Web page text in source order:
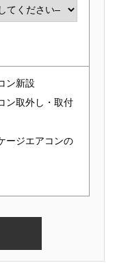
ン新設
ン取外し・取付
ージエアコンの